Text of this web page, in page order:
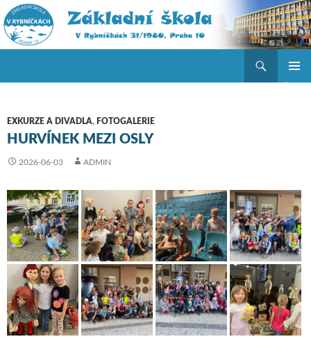
EXKURZE A DIVADLA, FOTOGALERIE
HURVÍNEK MEZI OSLY
2026-06-03 ADMIN